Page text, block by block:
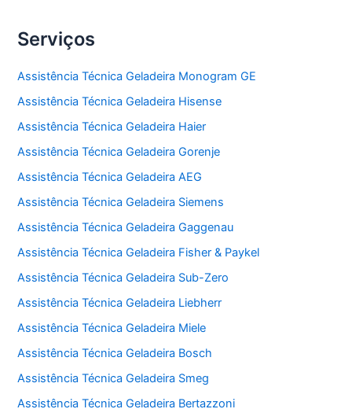
Serviços
Assistência Técnica Geladeira Monogram GE
Assistência Técnica Geladeira Hisense
Assistência Técnica Geladeira Haier
Assistência Técnica Geladeira Gorenje
Assistência Técnica Geladeira AEG
Assistência Técnica Geladeira Siemens
Assistência Técnica Geladeira Gaggenau
Assistência Técnica Geladeira Fisher & Paykel
Assistência Técnica Geladeira Sub-Zero
Assistência Técnica Geladeira Liebherr
Assistência Técnica Geladeira Miele
Assistência Técnica Geladeira Bosch
Assistência Técnica Geladeira Smeg
Assistência Técnica Geladeira Bertazzoni